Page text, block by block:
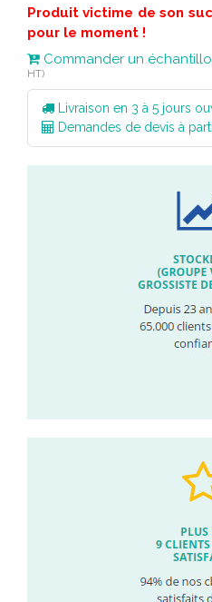
Produit victime de son
pour le moment !
Commander un
HT)
Livraison en 3 à 5 jours
Demandes de devis à